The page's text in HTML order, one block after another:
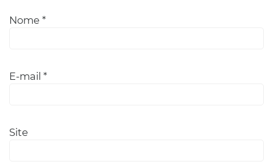
Nome *
E-mail *
Site